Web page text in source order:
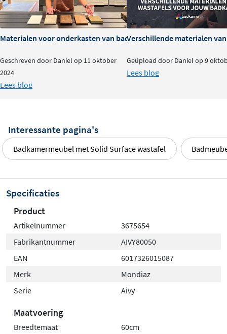
Materialen voor onderkasten van badkamermeubels: voor- en
Geschreven door Daniel op 11 oktober
2024
Lees blog
Verschillende materialen
Geüpload door Daniel op 9
Lees blog
Interessante pagina's
Badkamermeubel met Solid Surface wastafel
Specificaties
Product
Artikelnummer
3675654
Fabrikantnummer
AIVY80050
EAN
6017326015087
Merk
Mondiaz
Serie
Aivy
Maatvoering
Breedtemaat
60cm